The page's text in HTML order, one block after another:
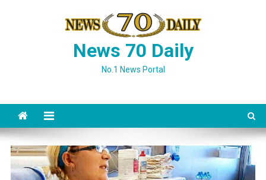
News 70 Daily
No.1 News Portal